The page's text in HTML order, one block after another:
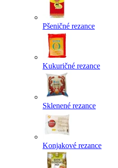
Pšeničné rezance
Kukuričné rezance
Sklenené rezance
Konjakové rezance